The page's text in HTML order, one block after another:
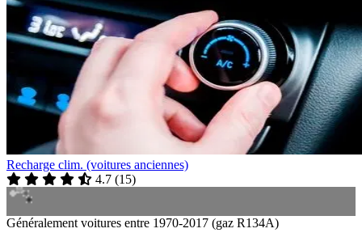
Recharge clim. (voitures anciennes)
4.7 (15)
Généralement voitures entre 1970-2017 (gaz R134A)